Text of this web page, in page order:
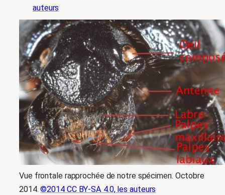
auteurs
Vue frontale rapprochée de notre spécimen. Octobre
2014.©2014 CC BY-SA 4.0, les auteurs